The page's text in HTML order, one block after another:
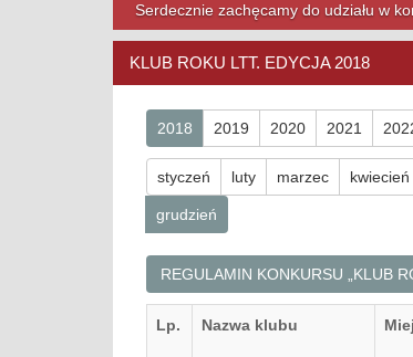
Zapraszamy na ostatnie turnieje
KLUB ROKU LTT. EDYCJA 2018
2018 2019 2020 2021
styczeń luty marzec kwiecień
grudzień
REGULAMIN KONKURSU „KLUB
Lp. Nazwa klubu